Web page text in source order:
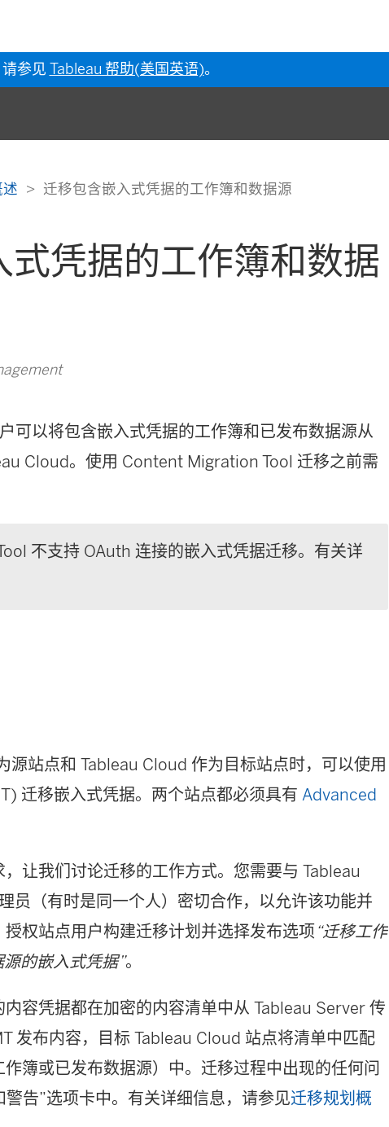
参见 Tableau 帮助(美国英语)。
迁移包含嵌入式凭据的工作簿和数据源
式凭据的工作簿和数据
可以将包含嵌入式凭据的工作簿和已发布数据源从
Cloud。使用 Content Migration Tool 迁移之前需
不支持 OAuth 连接的嵌入式凭据迁移。有关详
源站点和Tableau Cloud 作为目标站点时，可以使用
迁移嵌入式凭据。两个站点都必须具有 Advanced
让我们讨论迁移的工作方式。您需要与Tableau
员（有时是同一个人）密切合作，以允许该功能并
权站点用户构建迁移计划并选择发布选项 “迁移工作
源的嵌入式凭据”。
容凭据都在加密的内容清单中从Tableau Server 传
发布内容，目标Tableau Cloud 站点将清单中匹配
簿或已发布数据源）中。迁移过程中出现的任何问
告”选项卡中。有关详细信息，请参见迁移规划概